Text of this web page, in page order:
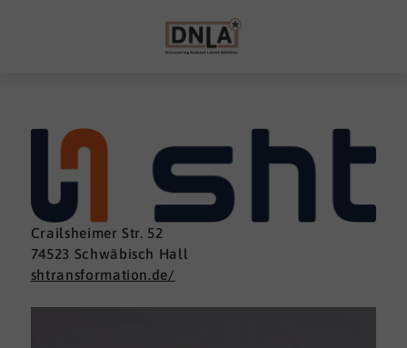
Crailsheimer Str. 52
74523 Schwäbisch Hall
shtransformation.de/